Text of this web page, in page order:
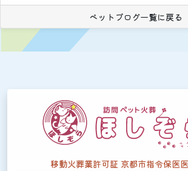
ペットブログ一覧に戻る
移動火葬業許可証 京都市指令保医